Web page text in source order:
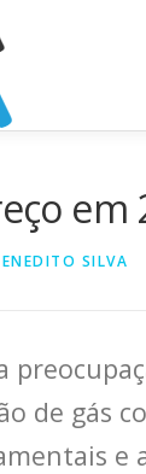
em
SILVA
de gás